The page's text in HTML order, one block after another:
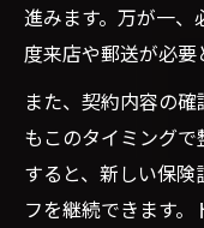
進みます。万が一
度来店や郵送が必要
また、契約内容の
もこのタイミング
すると、新しい保
フを継続できます